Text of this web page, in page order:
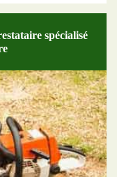
spécialisé